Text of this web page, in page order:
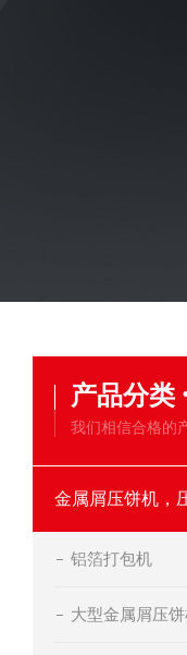
产品分类
我们相信合格的
金属屑压饼机，
铝箔打包机
大型金属屑压